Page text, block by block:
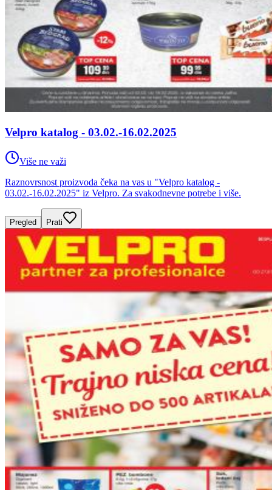
Velpro katalog - 03.02.-16.02.2025
Više ne važi
Raznovrsnost proizvoda čeka na vas u "Velpro katalog -
03.02.-16.02.2025" iz Velpro. Za svakodnevne potrebe i više.
Pregled Prati